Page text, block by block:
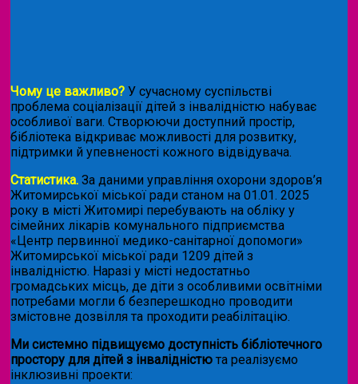
Чому це важливо? У сучасному суспільстві
проблема соціалізації дітей з інвалідністю набуває
особливої ваги. Створюючи доступний простір,
бібліотека відкриває можливості для розвитку,
підтримки й упевненості кожного відвідувача.
Статистика. За даними управління охорони здоров’я
Житомирської міської ради станом на 01.01. 2025
року в місті Житомирі перебувають на обліку у
сімейних лікарів комунального підприємства
«Центр первинної медико-санітарної допомоги»
Житомирської міської ради 1209 дітей з
інвалідністю. Наразі у місті недостатньо
громадських місць, де діти з особливими освітніми
потребами могли б безперешкодно проводити
змістовне дозвілля та проходити реабілітацію.
Ми системно підвищуємо доступність бібліотечного
простору для дітей з інвалідністю та реалізуємо
інклюзивні проекти: